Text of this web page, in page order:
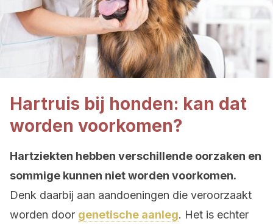
Hartruis bij honden: kan dat
worden voorkomen?
Hartziekten hebben verschillende oorzaken en
sommige kunnen niet worden voorkomen.
Denk daarbij aan aandoeningen die veroorzaakt
worden door genetische aanleg. Het is echter